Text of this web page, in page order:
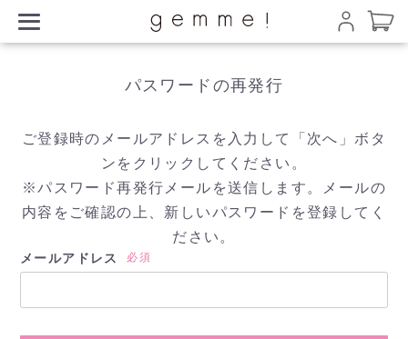
パスワードの再発行
ご登録時のメールアドレスを入力して「次へ」ボタ
ンをクリックしてください。
※パスワード再発行メールを送信します。メールの
内容をご確認の上、新しいパスワードを登録してく
ださい。
メールアドレス 必須